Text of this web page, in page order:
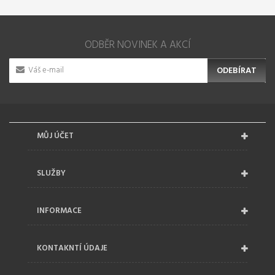
ODBĚR NOVINEK A AKCÍ
ODEBÍRAT
MŮJ ÚČET
SLUŽBY
INFORMACE
KONTAKNTÍ ÚDAJE